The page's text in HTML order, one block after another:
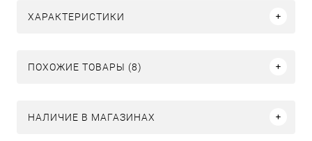
ХАРАКТЕРИСТИКИ
ПОХОЖИЕ ТОВАРЫ (8)
НАЛИЧИЕ В МАГАЗИНАХ